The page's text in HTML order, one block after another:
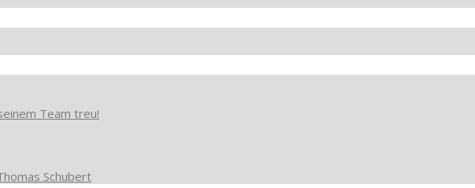
Team treu!
Schubert